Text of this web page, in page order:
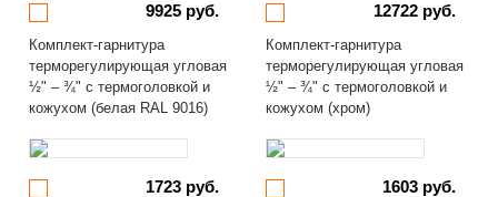
9925 руб.
Комплект-гарнитура
терморегулирующая угловая
½" – ¾" с термоголовкой и
кожухом (белая RAL 9016)
12722 руб.
Комплект-гарнитура
терморегулирующая угловая
½" – ¾" с термоголовкой и
кожухом (хром)
1723 руб. 1603 руб.